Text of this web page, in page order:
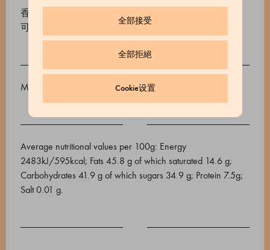
全部接受
全部拒絕
Cookie设置
香烤IGP皮埃蒙特榛仁(40%)、蔗糖、可可油、无糖可
可粉22/24、可可豆。可可含量不低于29%）。
May contain traces of nuts, milk, sesame, soya and peanuts
Average nutritional values ​​per 100g: Energy
2483kJ/595kcal; Fats 45.8 g of which saturated 14.6 g;
Carbohydrates 41.9 g of which sugars 34.9 g; Protein 7.5g;
Salt 0.01 g.